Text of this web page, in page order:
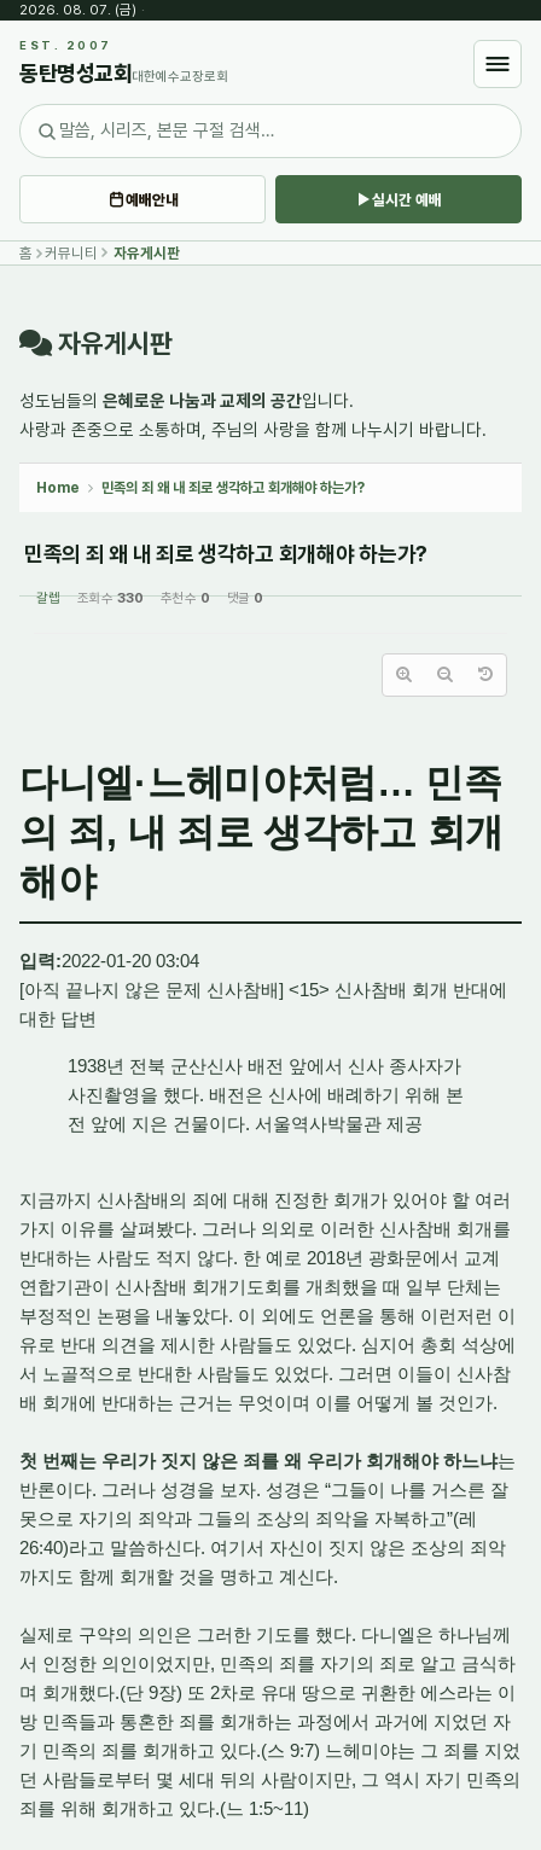
2026. 08. 07. (금) ·
EST. 2007
동탄명성교회 대한예수교장로회
예배안내 실시간 예배
홈 커뮤니티 자유게시판
자유게시판
성도님들의 은혜로운 나눔과 교제의 공간입니다.
사랑과 존중으로 소통하며, 주님의 사랑을 함께 나누시기 바랍니다.
Home 민족의 죄 왜 내 죄로 생각하고 회개해야 하는가?
민족의 죄 왜 내 죄로 생각하고 회개해야 하는가?
갈렙 조회 수330 추천 수0 댓글0
다니엘·느헤미야처럼… 민족
의 죄, 내 죄로 생각하고 회개
해야
입력:2022-01-20 03:04
[아직 끝나지 않은 문제 신사참배] <15> 신사참배 회개 반대에
대한 답변
1938년 전북 군산신사 배전 앞에서 신사 종사자가
사진촬영을 했다. 배전은 신사에 배례하기 위해 본
전 앞에 지은 건물이다. 서울역사박물관 제공
지금까지 신사참배의 죄에 대해 진정한 회개가 있어야 할 여러
가지 이유를 살펴봤다. 그러나 의외로 이러한 신사참배 회개를
반대하는 사람도 적지 않다. 한 예로 2018년 광화문에서 교계
연합기관이 신사참배 회개기도회를 개최했을 때 일부 단체는
부정적인 논평을 내놓았다. 이 외에도 언론을 통해 이런저런 이
유로 반대 의견을 제시한 사람들도 있었다. 심지어 총회 석상에
서 노골적으로 반대한 사람들도 있었다. 그러면 이들이 신사참
배 회개에 반대하는 근거는 무엇이며 이를 어떻게 볼 것인가.
첫 번째는 우리가 짓지 않은 죄를 왜 우리가 회개해야 하느냐는
반론이다. 그러나 성경을 보자. 성경은 “그들이 나를 거스른 잘
못으로 자기의 죄악과 그들의 조상의 죄악을 자복하고”(레
26:40)라고 말씀하신다. 여기서 자신이 짓지 않은 조상의 죄악
까지도 함께 회개할 것을 명하고 계신다.
실제로 구약의 의인은 그러한 기도를 했다. 다니엘은 하나님께
서 인정한 의인이었지만, 민족의 죄를 자기의 죄로 알고 금식하
며 회개했다.(단 9장) 또 2차로 유대 땅으로 귀환한 에스라는 이
방 민족들과 통혼한 죄를 회개하는 과정에서 과거에 지었던 자
기 민족의 죄를 회개하고 있다.(스 9:7) 느헤미야는 그 죄를 지었
던 사람들로부터 몇 세대 뒤의 사람이지만, 그 역시 자기 민족의
죄를 위해 회개하고 있다.(느 1:5~11)
Sketchbook5, 스케치북5
Sketchbook5, 스케치북5